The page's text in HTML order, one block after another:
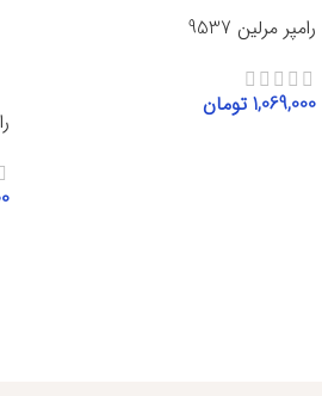
رامپر مرلین 9537
1,069,000 تومان